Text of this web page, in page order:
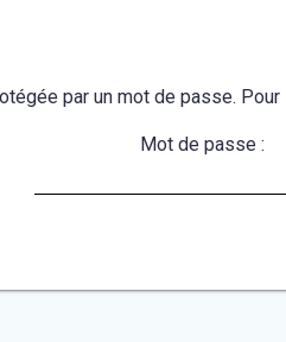
par un mot de passe.
Mot de passe :